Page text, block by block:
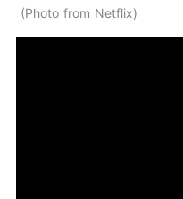
Photo from Netflix